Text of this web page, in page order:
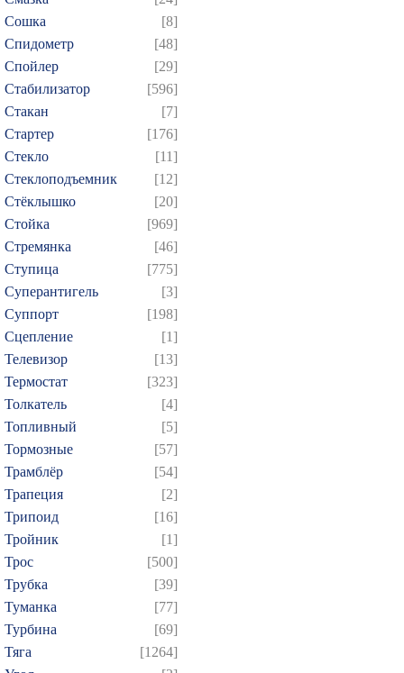
Сошка
[8]
Спидометр
[48]
Спойлер
[29]
Стабилизатор
[596]
Стакан
[7]
Стартер
[176]
Стекло
[11]
Стеклоподъемник
[12]
Стёклышко
[20]
Стойка
[969]
Стремянка
[46]
Ступица
[775]
Суперантигель
[3]
Суппорт
[198]
Сцепление
[1]
Телевизор
[13]
Термостат
[323]
Толкатель
[4]
Топливный
[5]
Тормозные
[57]
Трамблёр
[54]
Трапеция
[2]
Трипоид
[16]
Тройник
[1]
Трос
[500]
Трубка
[39]
Туманка
[77]
Турбина
[69]
Тяга
[1264]